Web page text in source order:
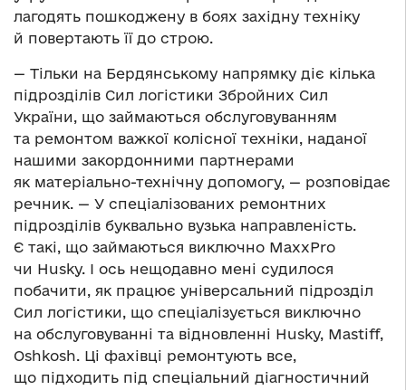
лагодять пошкоджену в боях західну техніку
й повертають її до строю.
— Тільки на Бердянському напрямку діє кілька
підрозділів Сил логістики Збройних Сил
України, що займаються обслуговуванням
та ремонтом важкої колісної техніки, наданої
нашими закордонними партнерами
як матеріально-технічну допомогу, — розповідає
речник. — У спеціалізованих ремонтних
підрозділів буквально вузька направленість.
Є такі, що займаються виключно MaxxPro
чи Husky. І ось нещодавно мені судилося
побачити, як працює універсальний підрозділ
Сил логістики, що спеціалізується виключно
на обслуговуванні та відновленні Husky, Mastiff,
Oshkosh. Ці фахівці ремонтують все,
що підходить під спеціальний діагностичний